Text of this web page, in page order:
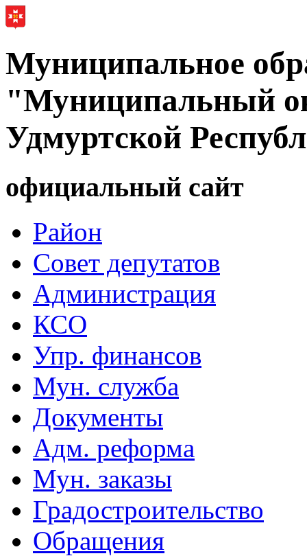
Муниципальное
"Муниципальный
Удмуртской
официальный сайт
Район
Совет депутатов
Администрация
КСО
Упр. финансов
Мун. служба
Документы
Адм. реформа
Мун. заказы
Градостроительство
Обращения